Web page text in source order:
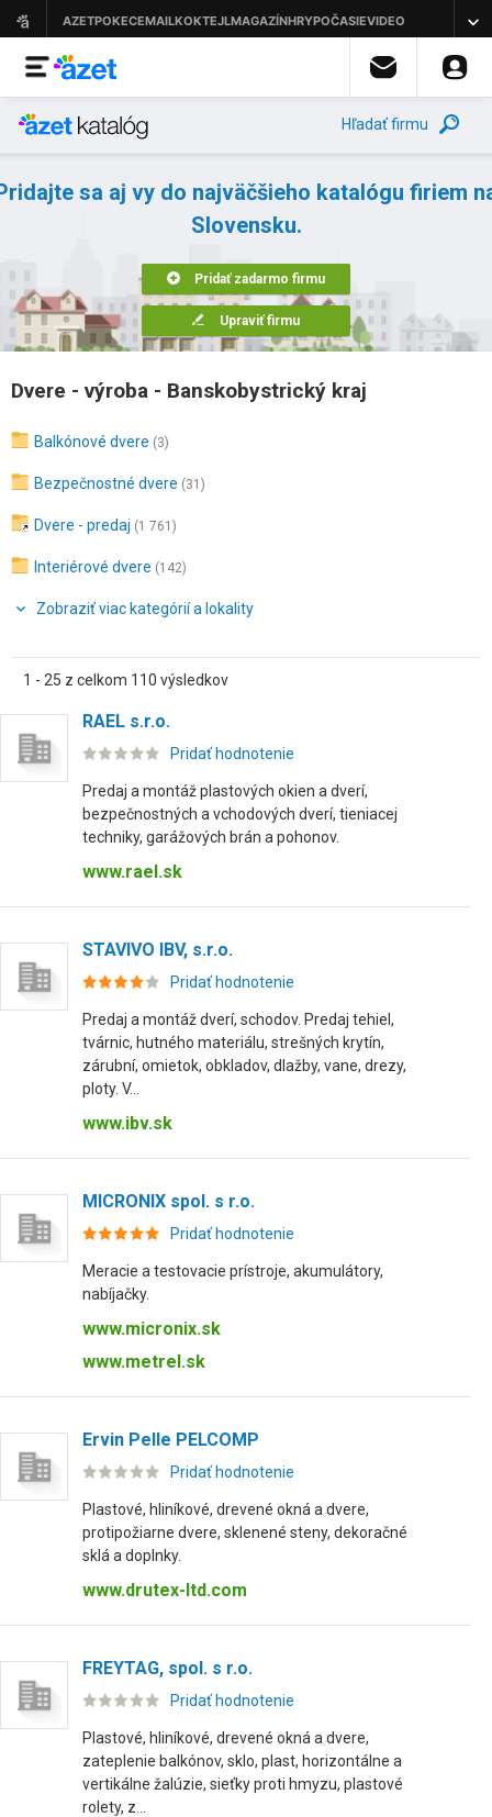
Hľadať firmu
sa aj vy do najväčšieho katalógu firiem
Slovensku.
Pridať zadarmo firmu
Upraviť firmu
Dvere - výroba - Banskobystrický kraj
Balkónové dvere (3)
Bezpečnostné dvere (31)
Dvere - predaj (1 761)
Interiérové dvere (142)
Zobraziť viac kategórií a lokality
1 - 25 z celkom 110 výsledkov
RAEL s.r.o.
Pridať hodnotenie
Predaj a montáž plastových okien a dverí,
bezpečnostných a vchodových dverí, tieniacej
techniky, garážových brán a pohonov.
www.rael.sk
STAVIVO IBV, s.r.o.
Pridať hodnotenie
Predaj a montáž dverí, schodov. Predaj tehiel,
tvárnic, hutného materiálu, strešných krytín,
zárubní, omietok, obkladov, dlažby, vane, drezy,
ploty. V...
www.ibv.sk
MICRONIX spol. s r.o.
Pridať hodnotenie
Meracie a testovacie prístroje, akumulátory,
nabíjačky.
www.micronix.sk
www.metrel.sk
Ervin Pelle PELCOMP
Pridať hodnotenie
Plastové, hliníkové, drevené okná a dvere,
protipožiarne dvere, sklenené steny, dekoračné
sklá a doplnky.
www.drutex-ltd.com
FREYTAG, spol. s r.o.
Pridať hodnotenie
Plastové, hliníkové, drevené okná a dvere,
zateplenie balkónov, sklo, plast, horizontálne a
vertikálne žalúzie, sieťky proti hmyzu, plastové
rolety, z...